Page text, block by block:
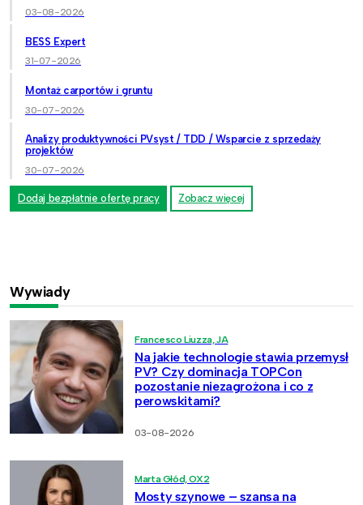
03-08-2026
BESS Expert
31-07-2026
Montaż carportów i gruntu
30-07-2026
Analizy produktywności PVsyst / TDD / Wsparcie z sprzedaży
projektów
30-07-2026
Dodaj bezpłatnie ofertę pracy Zobacz więcej
Wywiady
Francesco Liuzza, JA
Na jakie technologie stawia przemysł
PV? Czy dominacja TOPCon
pozostanie niezagrożona i co z
perowskitami?
03-08-2026
Marta Głód, OX2
Mosty szynowe – szansa na